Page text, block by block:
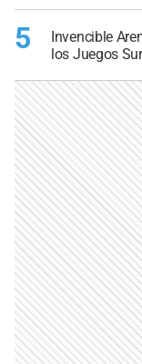
5
Invencible
los Juegos